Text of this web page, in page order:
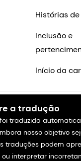
a tradução
traduzida
nosso objetivo
traduções podem
ou interpretar
Histórias
Inclusão e
Início da